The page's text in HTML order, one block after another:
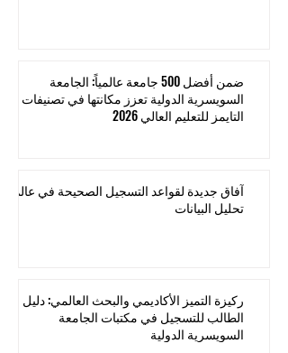
ضمن أفضل 500 جامعة عالمياً: الجامعة
السويسرية الدولية تعزز مكانتها في تصنيفات
التايمز للتعليم العالي 2026
آفاق جديدة لقواعد التسجيل الصحيحة في عالم
تحليل البيانات
ركيزة التميز الأكاديمي والبحث العالمي: دليل
الطالب للتسجيل في مكتبات الجامعة
السويسرية الدولية